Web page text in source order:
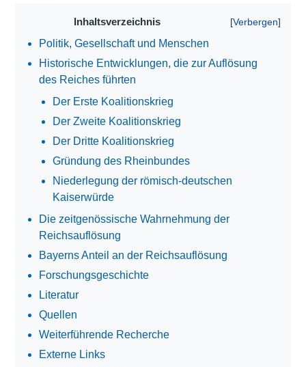
Inhaltsverzeichnis
Politik, Gesellschaft und Menschen
Historische Entwicklungen, die zur Auflösung
des Reiches führten
Der Erste Koalitionskrieg
Der Zweite Koalitionskrieg
Der Dritte Koalitionskrieg
Gründung des Rheinbundes
Niederlegung der römisch-deutschen
Kaiserwürde
Die zeitgenössische Wahrnehmung der
Reichsauflösung
Bayerns Anteil an der Reichsauflösung
Forschungsgeschichte
Literatur
Quellen
Weiterführende Recherche
Externe Links